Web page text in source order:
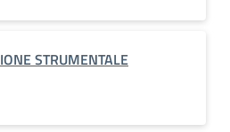
STRUMENTALE